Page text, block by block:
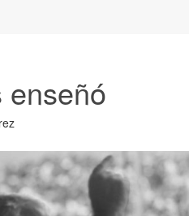
enseñó